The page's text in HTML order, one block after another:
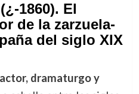
1860). El
de la zarzuela-
del siglo XIX
actor, dramaturgo y